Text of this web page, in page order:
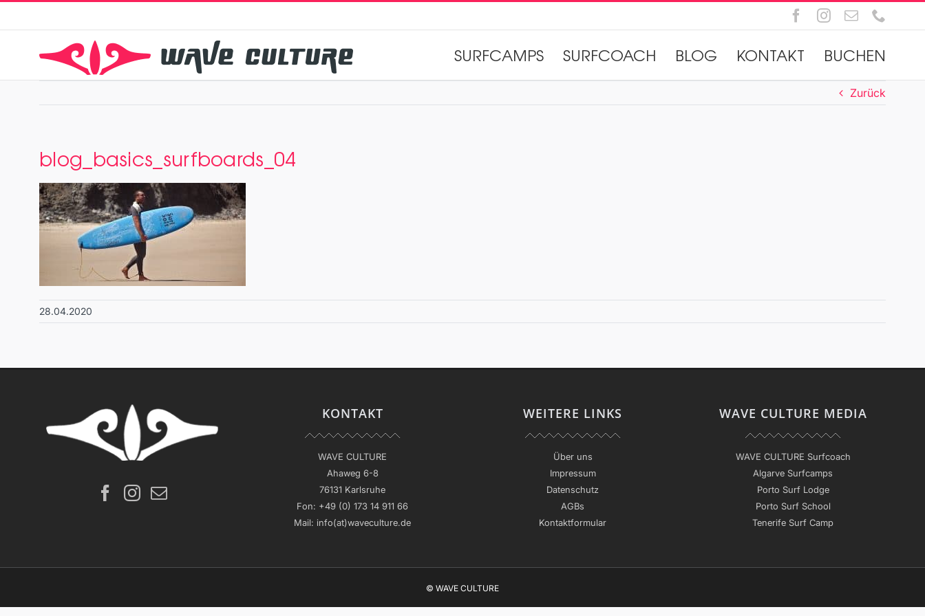
Facebook
Instagram
E-
Mail
SURFCAMPS SURFCOACH BLOG KONTAKT BUCHEN
Zurück
blog_basics_surfboards_04
28.04.2020
KONTAKT
WAVE CULTURE
Ahaweg 6-8
76131 Karlsruhe
Fon: +49 (0) 173 14 911 66
Mail: info(at)waveculture.de
WEITERE LINKS
Über uns
Impressum
Datenschutz
AGBs
Kontaktformular
WAVE CULTURE MEDIA
WAVE CULTURE Surfcoach
Algarve Surfcamps
Porto Surf Lodge
Porto Surf School
Tenerife Surf Camp
© WAVE CULTURE